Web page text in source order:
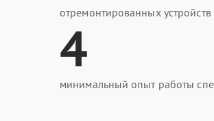
отремонтированных устройств
4
минимальный опыт работы